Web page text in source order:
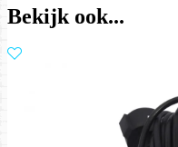
Bekijk ook...